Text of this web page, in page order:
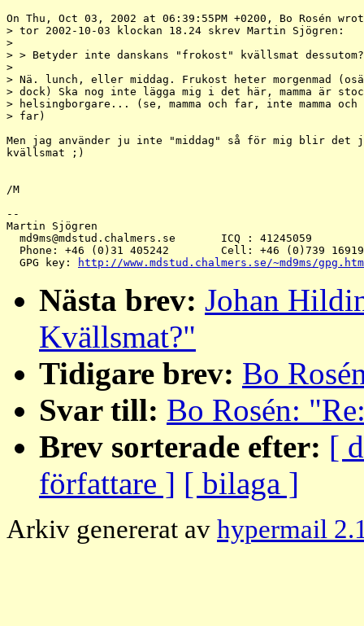
On Thu, Oct 03, 2002 at 06:39:55PM +0200, Bo Rosén
> tor 2002-10-03 klockan 18.24 skrev Martin Sjögren:
>
> > Betyder inte danskans "frokost" kvällsmat
>
> Nä. lunch, eller middag. Frukost heter morgenmad
> dock) Ska nog inte lägga mig i det här, mamma är
> helsingborgare... (se, mamma och far, inte mamma
> far)
Men jag använder ju inte "middag" så för mig blir det
kvällsmat ;)
/M
--
Martin Sjögren
  md9ms@mdstud.chalmers.se       ICQ : 41245059
Phone: +46 (0)31 405242        Cell: +46 (0)739
  GPG key:
http://www.mdstud.chalmers.se/~md9ms/
Nästa brev: Johan
Kvällsmat?"
Tidigare brev: Bo
Svar till: Bo Rosén:
Brev sorterade efter: [
författare ] [ bilaga ]
Arkiv genererat av hypermail